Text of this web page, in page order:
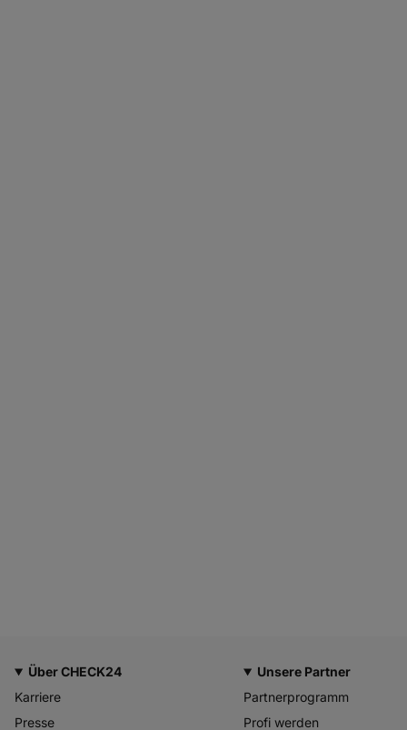
Über CHECK24
Karriere
Presse
Unsere Partner
Partnerprogramm
Profi werden